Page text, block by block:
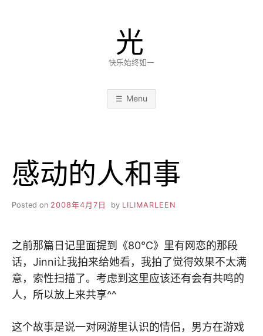
光
快乐始终如一
Menu
感动的人和事
Posted on 2008年4月7日 by LILIMARLEEN
之前那篇日记里面提到《80℃》里有网恋的那段
话，Jinni让我拍来给她看，我拍了觉得效果不太满
意，索性扫描了。考虑到这里应该还有会有共鸣的
人，所以放上来共享^^
这个故事是说一对网游里认识的情侣，男方在游戏